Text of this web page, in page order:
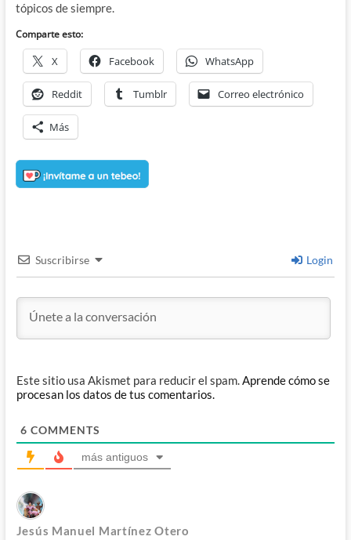
tópicos de siempre.
Comparte esto:
X Facebook WhatsApp
Reddit Tumblr Correo electrónico
Más
Suscribirse Login
Este sitio usa Akismet para reducir el spam.Aprende cómo se
procesan los datos de tus comentarios.
6 COMMENTS
más antiguos
Jesús Manuel Martínez Otero